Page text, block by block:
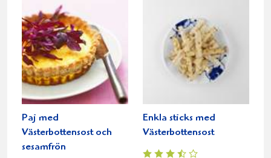
Paj med
Västerbottensost och
sesamfrön
Enkla sticks med
Västerbottensost